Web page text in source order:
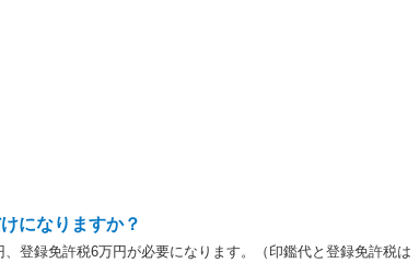
になりますか？
登録免許税6万円が必要になります。（印鑑代と登録免許税は